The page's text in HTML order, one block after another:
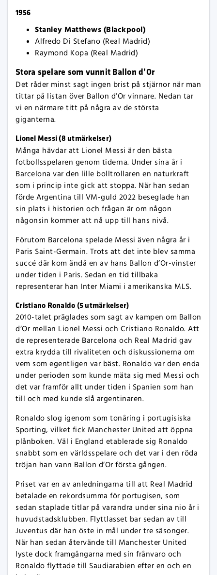
1956
Stanley Matthews (Blackpool)
Alfredo Di Stefano (Real Madrid)
Raymond Kopa (Real Madrid)
Stora spelare som vunnit Ballon d’Or
Det råder minst sagt ingen brist på stjärnor när man
tittar på listan över Ballon d’Or vinnare. Nedan tar
vi en närmare titt på några av de största
giganterna.
Lionel Messi (8 utmärkelser)
Många hävdar att Lionel Messi är den bästa
fotbollsspelaren genom tiderna. Under sina år i
Barcelona var den lille bolltrollaren en naturkraft
som i princip inte gick att stoppa. När han sedan
förde Argentina till VM-guld 2022 beseglade han
sin plats i historien och frågan är om någon
någonsin kommer att nå upp till hans nivå.
Förutom Barcelona spelade Messi även några år i
Paris Saint-Germain. Trots att det inte blev samma
succé där kom ändå en av hans Ballon d’Or-vinster
under tiden i Paris. Sedan en tid tillbaka
representerar han Inter Miami i amerikanska MLS.
Cristiano Ronaldo (5 utmärkelser)
2010-talet präglades som sagt av kampen om Ballon
d’Or mellan Lionel Messi och Cristiano Ronaldo. Att
de representerade Barcelona och Real Madrid gav
extra krydda till rivaliteten och diskussionerna om
vem som egentligen var bäst. Ronaldo var den enda
under perioden som kunde mäta sig med Messi och
det var framför allt under tiden i Spanien som han
till och med kunde slå argentinaren.
Ronaldo slog igenom som tonåring i portugisiska
Sporting, vilket fick Manchester United att öppna
plånboken. Väl i England etablerade sig Ronaldo
snabbt som en världsspelare och det var i den röda
tröjan han vann Ballon d’Or första gången.
Priset var en av anledningarna till att Real Madrid
betalade en rekordsumma för portugisen, som
sedan staplade titlar på varandra under sina nio år i
huvudstadsklubben. Flyttlasset bar sedan av till
Juventus där han öste in mål under tre säsonger.
När han sedan återvände till Manchester United
lyste dock framgångarna med sin frånvaro och
Ronaldo flyttade till Saudiarabien efter en och en